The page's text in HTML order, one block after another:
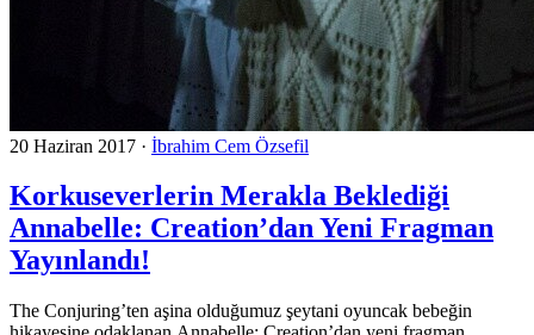
20 Haziran 2017 · İbrahim Cem Özsefil
Korkuseverlerin Merakla Beklediği
Annabelle: Creation’dan Yeni Fragman
Yayınlandı!
The Conjuring’ten aşina olduğumuz şeytani oyuncak bebeğin